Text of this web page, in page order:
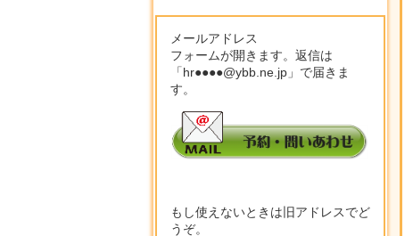
メールアドレス
フォームが開きます。返信は
「hr●●●●@ybb.ne.jp」で届きま
す。
もし使えないときは旧アドレスでど
うぞ。